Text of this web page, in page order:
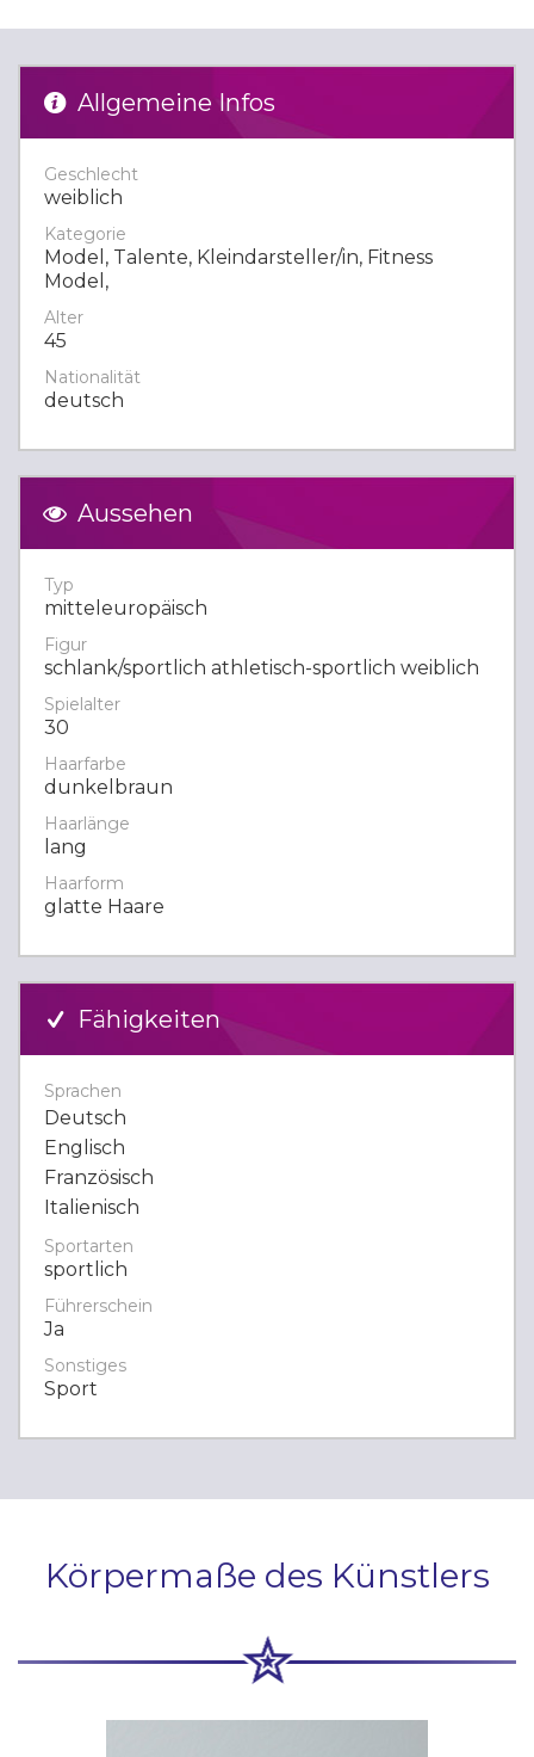
Allgemeine Infos
Geschlecht
weiblich
Kategorie
Model, Talente, Kleindarsteller/in, Fitness
Model,
Alter
45
Nationalität
deutsch
Aussehen
Typ
mitteleuropäisch
Figur
schlank/sportlich athletisch-sportlich weiblich
Spielalter
30
Haarfarbe
dunkelbraun
Haarlänge
lang
Haarform
glatte Haare
Fähigkeiten
Sprachen
Deutsch
Englisch
Französisch
Italienisch
Sportarten
sportlich
Führerschein
Ja
Sonstiges
Sport
Körpermaße des Künstlers